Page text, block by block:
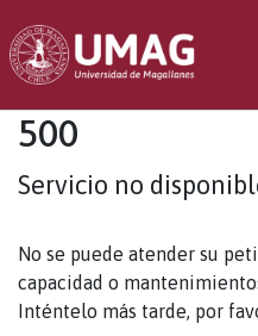
500
Servicio no
No se puede atender su
capacidad o
Inténtelo más tarde, por